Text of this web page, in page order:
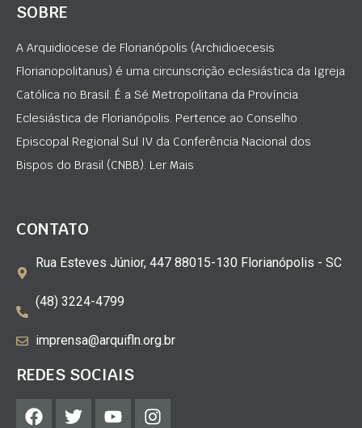
SOBRE
A Arquidiocese de Florianópolis (Archidioecesis
Florianopolitanus) é uma circunscrição eclesiástica da Igreja
Católica no Brasil. É a Sé Metropolitana da Província
Eclesiástica de Florianópolis. Pertence ao Conselho
Episcopal Regional Sul IV da Conferência Nacional dos
Bispos do Brasil (CNBB). Ler Mais
CONTATO
Rua Esteves Júnior, 447 88015-130 Florianópolis - SC
(48) 3224-4799
imprensa@arquifln.org.br
REDES SOCIAIS